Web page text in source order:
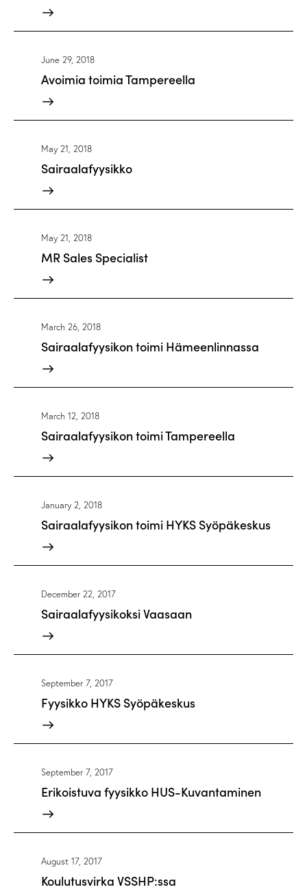
June 29, 2018
Avoimia toimia Tampereella
May 21, 2018
Sairaalafyysikko
May 21, 2018
MR Sales Specialist
March 26, 2018
Sairaalafyysikon toimi Hämeenlinnassa
March 12, 2018
Sairaalafyysikon toimi Tampereella
January 2, 2018
Sairaalafyysikon toimi HYKS Syöpäkeskus
December 22, 2017
Sairaalafyysikoksi Vaasaan
September 7, 2017
Fyysikko HYKS Syöpäkeskus
September 7, 2017
Erikoistuva fyysikko HUS-Kuvantaminen
August 17, 2017
Koulutusvirka VSSHP:ssa